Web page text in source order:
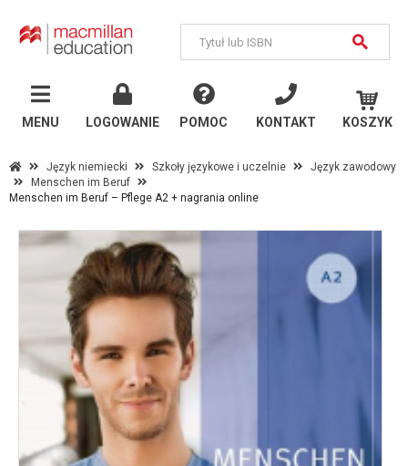
MENU LOGOWANIE POMOC KONTAKT KOSZYK
Język niemiecki Szkoły językowe i uczelnie
Język zawodowy
Menschen im Beruf
Menschen im Beruf – Pflege A2 + nagrania online
MENU
Język
angielski
Szkoły językowe i
Inne publikacje
Język
niemiecki
Szkoły państwowe
Szkoły językowe i
uczelnie
Inne publikacje
Inne